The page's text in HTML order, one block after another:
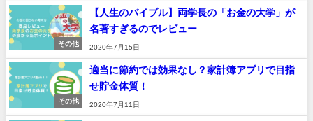
その他
【人生のバイブル】両学長の「お金の大学」が
名著すぎるのでレビュー
2020年7月15日
その他
適当に節約では効果なし？家計簿アプリで目指
せ貯金体質！
2020年7月11日